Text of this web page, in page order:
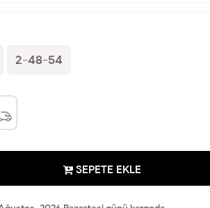
2-48-54
SEPETE EKLE